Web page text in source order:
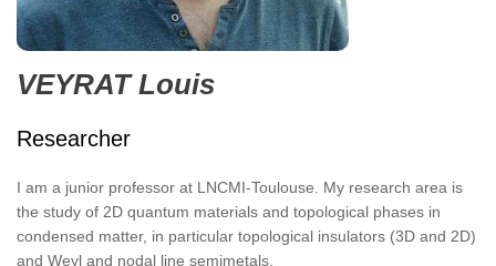
VEYRAT Louis
Researcher
I am a junior professor at LNCMI-Toulouse. My research area is
the study of 2D quantum materials and topological phases in
condensed matter, in particular topological insulators (3D and 2D)
and Weyl and nodal line semimetals.